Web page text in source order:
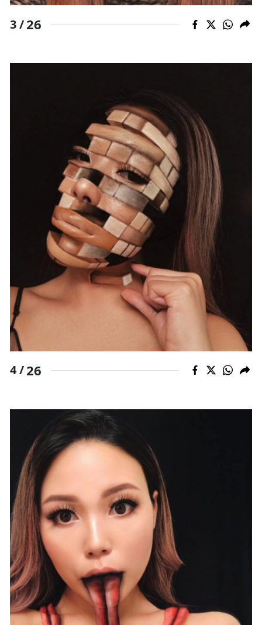
3 /26
4 /26